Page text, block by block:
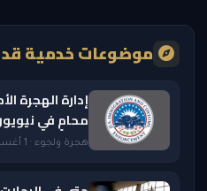
موضوعات خدمية
إدارة الهجرة
محامٍ في نيويورك 470584
هجرة ولجوء · 1 أغسطس 2026 — 7:10 PM